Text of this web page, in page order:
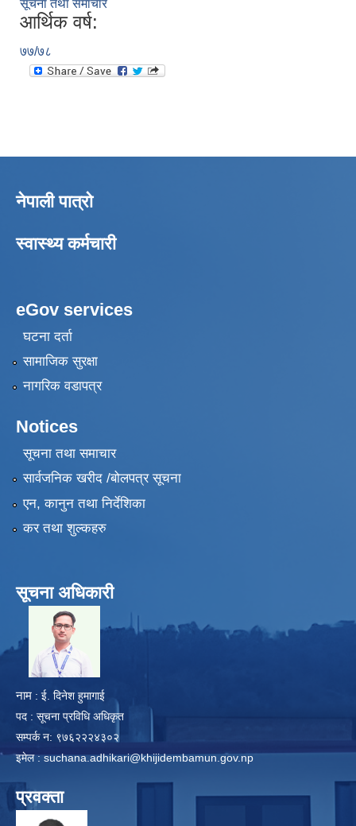
सूचना तथा समाचार
आर्थिक वर्ष:
७७/७८
नेपाली पात्रो
स्वास्थ्य कर्मचारी
eGov services
घटना दर्ता
सामाजिक सुरक्षा
नागरिक वडापत्र
Notices
सूचना तथा समाचार
सार्वजनिक खरीद /बोलपत्र सूचना
एन, कानुन तथा निर्देशिका
कर तथा शुल्कहरु
सूचना अधिकारी
​
नाम : ई. दिनेश हुमागाई
पद : सूचना प्रविधि अधिकृत
सम्पर्क न: ९७६२२२४३०२
इमेल :suchana.adhikari@khijidembamun.gov.np
प्रवक्ता